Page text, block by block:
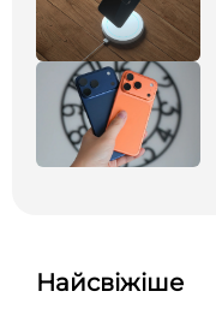
Найсвіжіше